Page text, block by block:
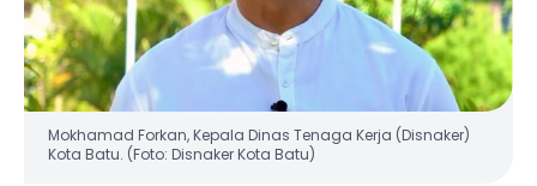
Mokhamad Forkan, Kepala Dinas Tenaga Kerja (Disnaker)
Kota Batu. (Foto: Disnaker Kota Batu)